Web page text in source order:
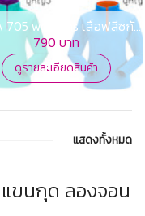
705 womens เสื้อฟลีซกัน
หนาว
790 บาท
ดูรายละเอียดสินค้า
แสดงทั้งหมด
ขนกุด ลองจอน